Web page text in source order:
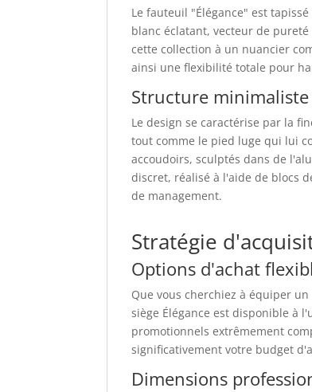
Le fauteuil "Élégance" est
blanc éclatant, vecteur de
cette collection à un nuancier
ainsi une flexibilité totale pour
Structure
Le design se caractérise par la
tout comme le pied luge qui lui
accoudoirs, sculptés dans de
discret, réalisé à l'aide de blocs
de management.
Stratégie
Options d'achat
Que vous cherchiez à équiper
siège Élégance est disponible à
promotionnels extrêmement
significativement votre budget
Dimensions